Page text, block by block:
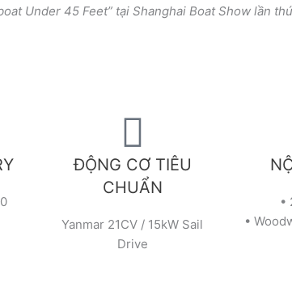
Under 45 Feet” tại Shanghai Boat Show lần
ĐỘNG CƠ TIÊU
CHUẨN
Yanmar 21CV / 15kW Sail
Drive
•
•